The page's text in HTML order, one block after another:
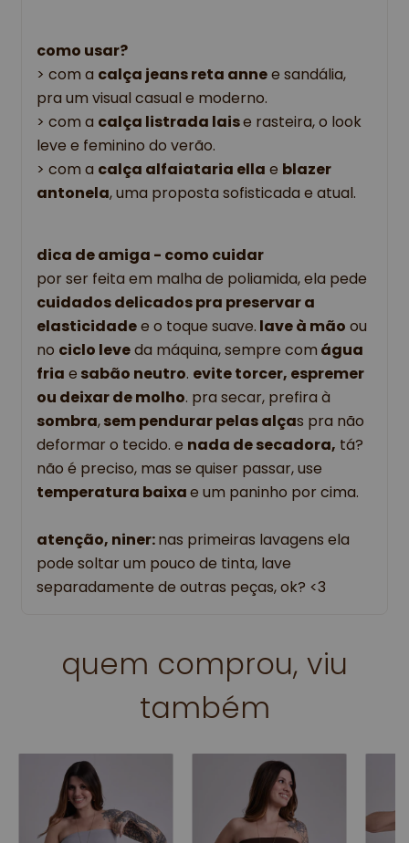
como usar?
> com a calça jeans reta anne e sandália,
pra um visual casual e moderno.
> com a calça listrada lais e rasteira, o look
leve e feminino do verão.
> com a calça alfaiataria ella e blazer
antonela, uma proposta sofisticada e atual.
dica de amiga - como cuidar
por ser feita em malha de poliamida, ela pede
cuidados delicados pra preservar a
elasticidadee o toque suave. lave à mão ou
no ciclo leveda máquina, sempre com água
fria e sabão neutro. evite torcer, espremer
ou deixar de molho. pra secar, prefira à
sombra,sem pendurar pelas alças pra não
deformar o tecido. e nada de secadora, tá?
não é preciso, mas se quiser passar, use
temperatura baixae um paninho por cima.
atenção, niner:nas primeiras lavagens ela
pode soltar um pouco de tinta, lave
separadamente de outras peças, ok? <3
quem comprou, viu
também